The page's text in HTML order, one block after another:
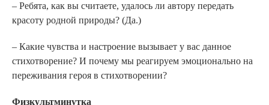
– Ребята, как вы считаете, удалось ли автору передать
красоту родной природы? (Да.)
– Какие чувства и настроение вызывает у вас данное
стихотворение? И почему мы реагируем эмоционально на
переживания героя в стихотворении?
Физкультминутка